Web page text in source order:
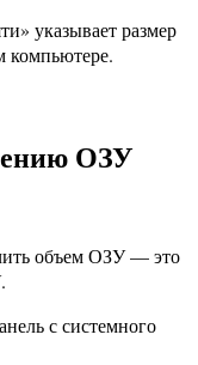
указывает размер
компьютере.
ОЗУ
объем ОЗУ — это
с системного